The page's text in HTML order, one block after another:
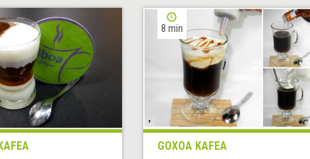
8 min
GOXOA KAFEA